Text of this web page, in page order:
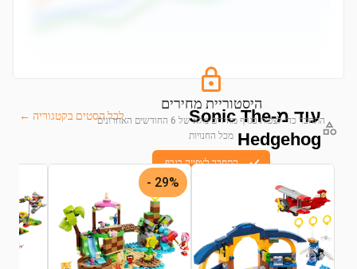
היסטוריית מחירים
התחבר כדי לצפות בגרף מחירים מלא של 6 החודשים האחרונים
מכל החנויות
התחבר לצפייה בגרף
עוד מ-Sonic The
Hedgehog
לכל הסטים בקטגוריה ←
29% -